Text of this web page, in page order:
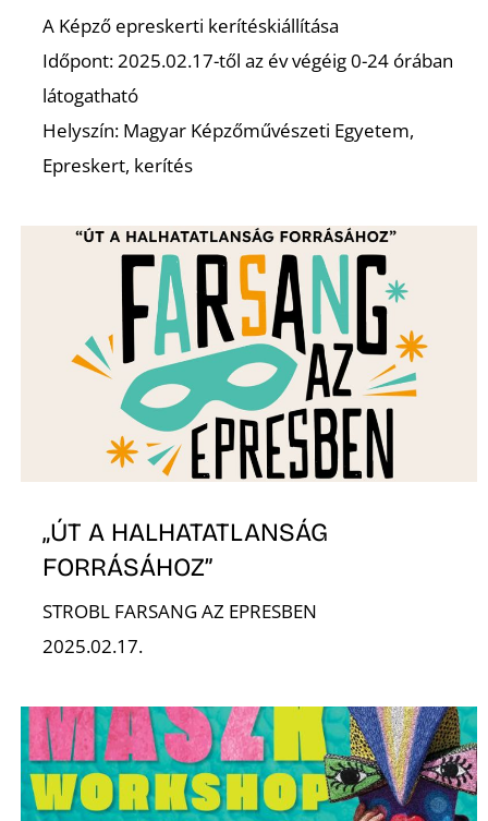
A Képző epreskerti kerítéskiállítása
Időpont: 2025.02.17-től az év végéig 0-24 órában
látogatható
Helyszín: Magyar Képzőművészeti Egyetem,
Epreskert, kerítés
„ÚT A HALHATATLANSÁG
FORRÁSÁHOZ”
STROBL FARSANG AZ EPRESBEN
2025.02.17.